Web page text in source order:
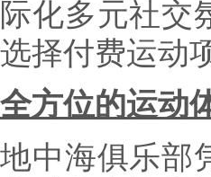
际化多元社交
选择付费运动
全方位的运动
地中海俱乐部